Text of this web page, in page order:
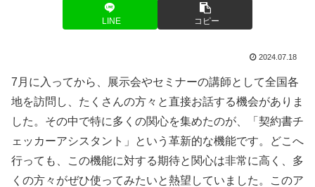
LINE コピー
2024.07.18
7月に入ってから、展示会やセミナーの講師として全国各
地を訪問し、たくさんの方々と直接お話する機会がありま
した。その中で特に多くの関心を集めたのが、「契約書チ
ェッカーアシスタント」という革新的な機能です。どこへ
行っても、この機能に対する期待と関心は非常に高く、多
くの方々がぜひ使ってみたいと熱望していました。このア